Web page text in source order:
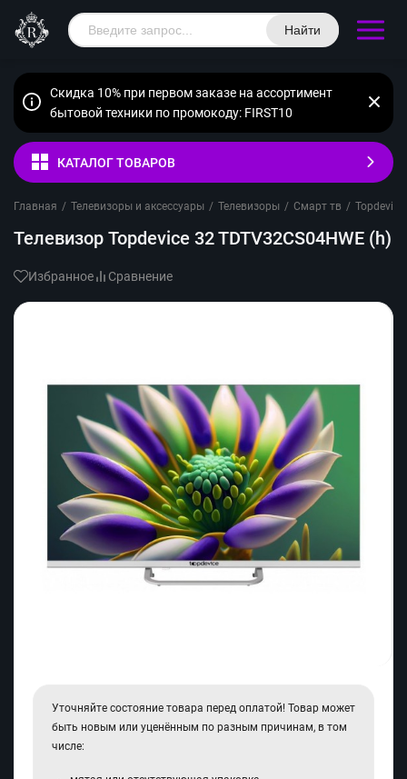
Найти
Скидка 10% при первом заказе на ассортимент
бытовой техники по промокоду: FIRST10
КАТАЛОГ ТОВАРОВ
Главная / Телевизоры и аксессуары / Телевизоры / Смарт тв / Topdevice
Телевизор Topdevice 32 TDTV32CS04HWE (h)
Избранное Сравнение
Уточняйте состояние товара перед оплатой! Товар может
быть новым или уценённым по разным причинам, в том
числе: